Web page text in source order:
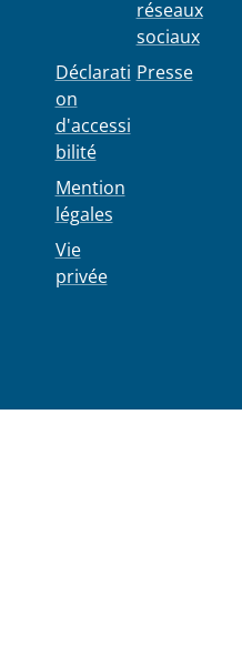
Déclarati
on
d'accessi
bilité
Mention
légales
Vie
privée
réseaux
sociaux
Presse